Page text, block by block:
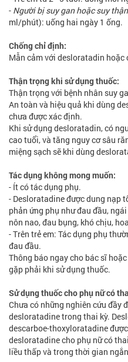
- Người bị suy gan hoặc suy
ml/phút): uống hai ngày 1 ống.
Chống chỉ định:
Mẫn cảm với desloratadin
Thận trọng khi sử dụng thuốc:
Thận trọng với bệnh nhân suy
An toàn và hiệu quả khi dùng
chưa được xác định.
Khi sử dụng desloratadin, có
cao tuổi, và tăng nguy cơ sâu
miệng sạch sẽ khi dùng
Tác dụng không mong muốn:
- Ít có tác dụng phụ.
- Desloratadine được dung nạp
phản ứng phụ như đau đầu,
nôn nao, đau bụng, khó chịu,
- Trên trẻ em: Tác dụng phụ
đau đầu.
Thông báo ngay cho bác sĩ
gặp phải khi sử dụng thuốc.
Sử dụng thuốc cho phụ nữ có
Chưa có những nghiên cứu đầy
desloratadine trong thai kỳ.
descarboe-thoxyloratadine
desloratadine cho phụ nữ có
liều thấp và trong thời gian